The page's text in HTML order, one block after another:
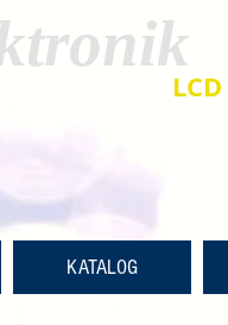
KATALOG